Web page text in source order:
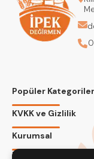
Popüler Kategoriler
KVKK ve Gizlilik
Kurumsal
Bizi Takip Edin